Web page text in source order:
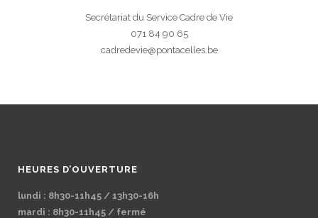
Secrétariat du Service Cadre de Vie
071 84 90 65
cadredevie@pontacelles.be
HEURES D’OUVERTURE
lundi : 8h30-11h45 / 13h30-16h
mardi : 8h30-11h45 / fermé